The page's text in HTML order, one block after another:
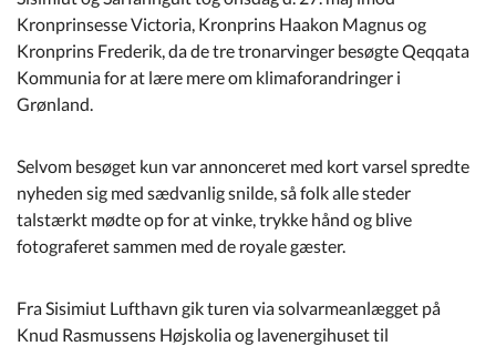
Kronprinsesse Victoria, Kronprins Haakon Magnus og
Kronprins Frederik, da de tre tronarvinger besøgte Qeqqata
Kommunia for at lære mere om klimaforandringer i
Grønland.
Selvom besøget kun var annonceret med kort varsel spredte
nyheden sig med sædvanlig snilde, så folk alle steder
talstærkt mødte op for at vinke, trykke hånd og blive
fotograferet sammen med de royale gæster.
Fra Sisimiut Lufthavn gik turen via solvarmeanlægget på
Knud Rasmussens Højskolia og lavenergihuset til